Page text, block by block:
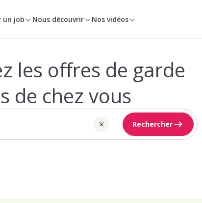
un job Nous découvrir Nos vidéos
les offres de garde
de chez vous
Rechercher